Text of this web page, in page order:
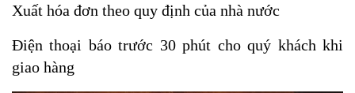
Xuất hóa đơn theo quy định của nhà nước
Điện thoại báo trước 30 phút cho quý khách khi
giao hàng